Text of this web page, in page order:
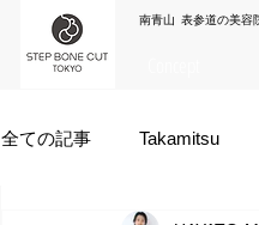
南青山 表参道の美
全ての記事 Takamitsu